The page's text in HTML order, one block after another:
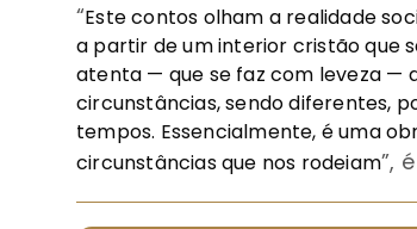
“Este contos olham a realidade
a partir de um interior cristão que
atenta — que se faz com leveza —
circunstâncias, sendo diferentes,
tempos. Essencialmente, é uma
circunstâncias que nos rodeiam”,